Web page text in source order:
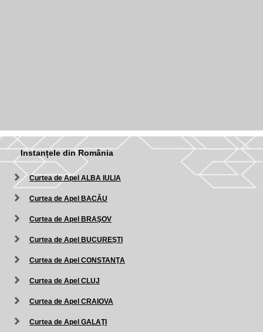
Instanțele din România
Curtea de Apel ALBA IULIA
Curtea de Apel BACĂU
Curtea de Apel BRAŞOV
Curtea de Apel BUCUREŞTI
Curtea de Apel CONSTANŢA
Curtea de Apel CLUJ
Curtea de Apel CRAIOVA
Curtea de Apel GALAŢI